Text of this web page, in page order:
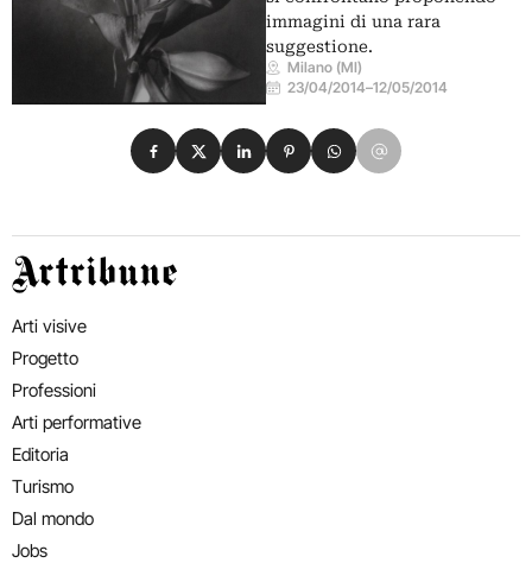
immagini di una rara
suggestione.
Milano (MI)
23/04/2014–12/05/2014
Condividi su Facebook
Condividi su X
Condividi su LinkedIn
Condividi su Pinterest
Condividi su WhatsApp
Condividi su Email
Artribune
Arti visive
Progetto
Professioni
Arti performative
Editoria
Turismo
Dal mondo
Jobs